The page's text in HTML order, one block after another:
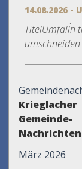
14.08.2026 -
Krieglacher
Gemeinde-
Nachrichten
März 2026